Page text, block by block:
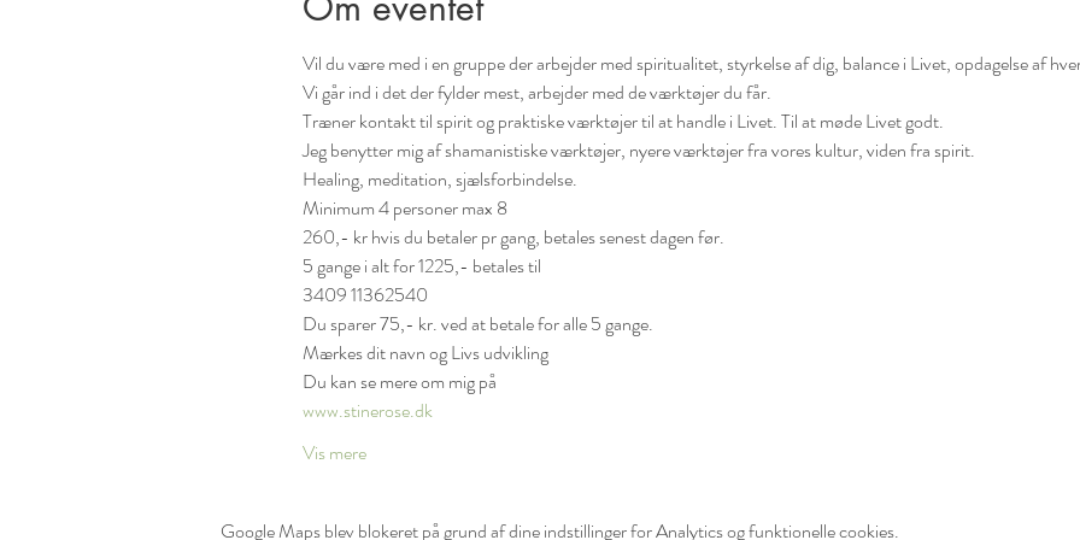
Vil du være med i en gruppe der arbejder med spiritualitet, styrkelse af dig, balance i Livet, opdagelse af
Vi går ind i det der fylder mest, arbejder med de værktøjer du får.
Træner kontakt til spirit og praktiske værktøjer til at handle i Livet. Til at møde Livet godt.
Jeg benytter mig af shamanistiske værktøjer, nyere værktøjer fra vores kultur, viden fra spirit.
Healing, meditation, sjælsforbindelse.
Minimum 4 personer max 8
260,- kr hvis du betaler pr gang, betales senest dagen før.
5 gange i alt for 1225,- betales til
3409 11362540
Du sparer 75,- kr. ved at betale for alle 5 gange.
Mærkes dit navn og Livs udvikling
www.stinerose.dk
Vis mere
Google Maps blev blokeret på grund af dine indstillinger for Analytics og funktionelle cookies.